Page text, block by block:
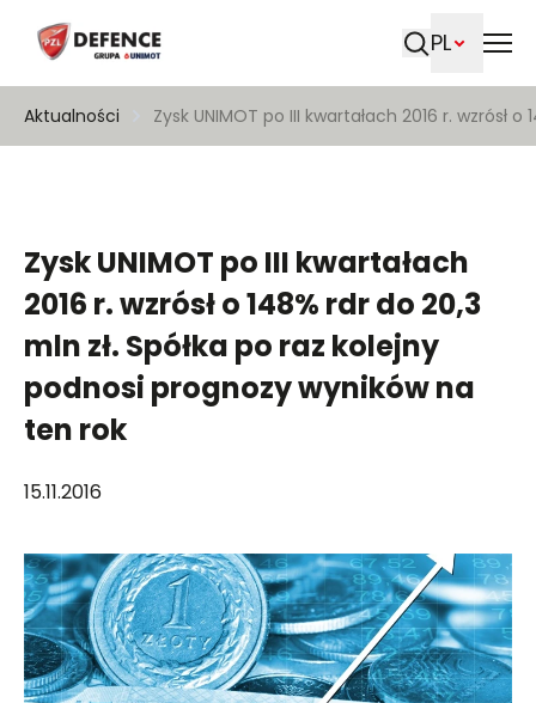
PL
Aktualności Zysk UNIMOT po III kwartałach 2016 r. wzrósł
Zysk UNIMOT po III kwartałach
2016 r. wzrósł o 148% rdr do 20,3
mln zł. Spółka po raz kolejny
podnosi prognozy wyników na
ten rok
15.11.2016